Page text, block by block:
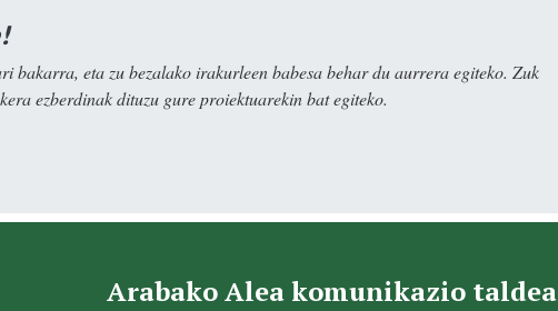
bakarra, eta zu bezalako irakurleen babesa behar du aurrera egiteko. Zuk
ezberdinak dituzu gure proiektuarekin bat egiteko.
Arabako Alea komunikazio taldea